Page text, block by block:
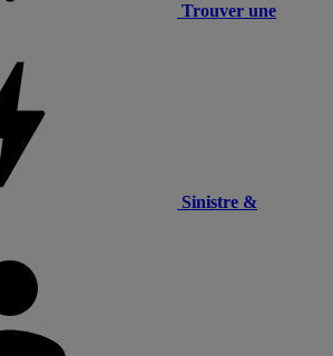
Trouver une
Sinistre &